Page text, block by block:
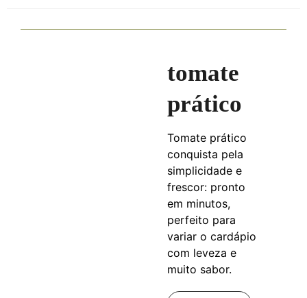
tomate
prático
Tomate prático
conquista pela
simplicidade e
frescor: pronto
em minutos,
perfeito para
variar o cardápio
com leveza e
muito sabor.